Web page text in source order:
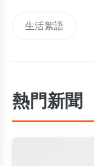
生活絮語
熱門新聞